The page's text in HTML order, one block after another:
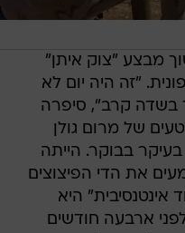
מבצע "צוק איתן"
"זה היה יום לא
בשדה קרב", סיפרה
של מרום גולן
בבוקר. הייתה
את הדי הפיצוצים
אינטנסיבית" היא
ארבעה חודשים